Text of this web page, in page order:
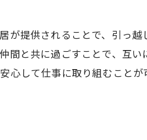
提供されることで、引っ
と共に過ごすことで、互
して仕事に取り組むことが